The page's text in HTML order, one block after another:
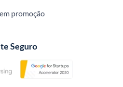
promoção
Seguro